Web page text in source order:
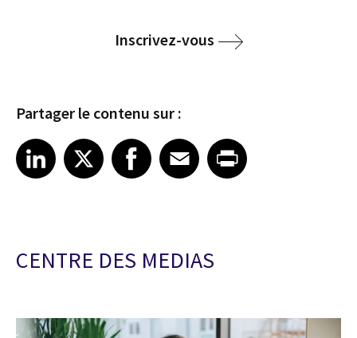
Inscrivez-vous
Partager le contenu sur :
Share article on LinkedIn
LinkedIn
Share article on XShare article on Facebook
Facebook
Share article on Email
EmailShare article on Print
CENTRE DES MEDIAS